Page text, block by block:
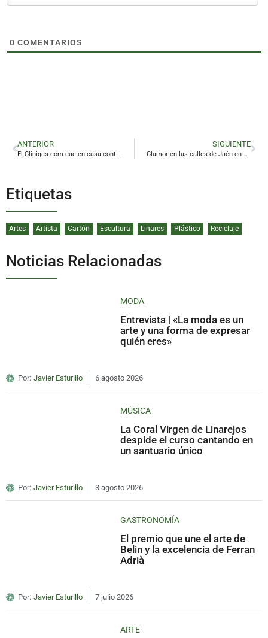
0 COMENTARIOS
ANTERIOR
El Cliniqas.com cae en casa contra el colista
SIGUIENTE
Clamor en las calles de Jaén en defensa de la sanidad pública
Etiquetas
Artes Artista Cartón Escultura Linares Plástico Reciclaje
Noticias Relacionadas
MODA
Entrevista | «La moda es un
arte y una forma de expresar
quién eres»
Por: Javier Esturillo 6 agosto 2026
MÚSICA
La Coral Virgen de Linarejos
despide el curso cantando en
un santuario único
Por: Javier Esturillo 3 agosto 2026
GASTRONOMÍA
El premio que une el arte de
Belin y la excelencia de Ferran
Adrià
Por: Javier Esturillo 7 julio 2026
ARTE